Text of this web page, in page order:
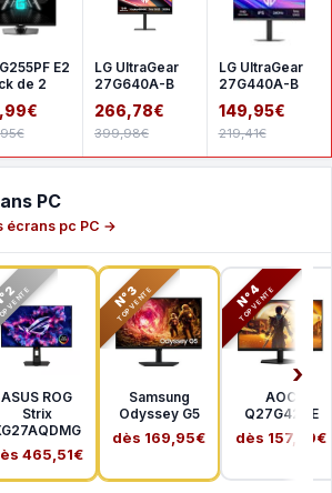
E2
de 2
LG UltraGear
27G640A-B
266,78€
399,98€
LG UltraGear
27G440A-B
149,95€
219,41€
PC
écrans pc PC →
VENTE
ASUS ROG
Strix
465,51€
N°3
TOP VENTE
Samsung
Odyssey G5
dès 169,95€
N°4
TOP VENTE
AOC
Q27G42XE
dès 157,99€